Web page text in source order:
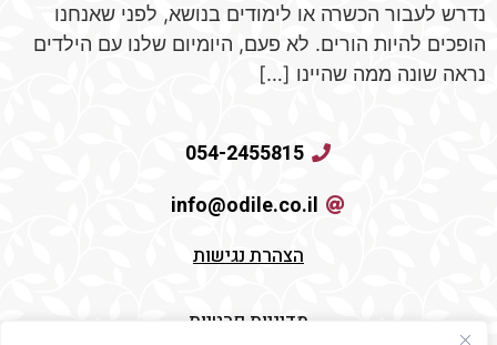
נדרש לעבור הכשרה או לימודים בנושא, לפני שאנחנו
הופכים להיות הורים. לא פעם, היומיום שלנו עם הילדים
נראה שונה ממה שהיינו […]
054-2455815
info@odile.co.il
הצהרת נגישות
מדיניות פרטיות